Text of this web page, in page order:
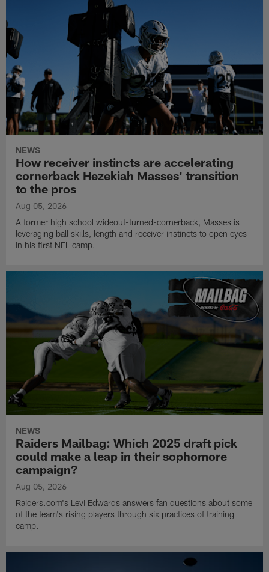
NEWS
How receiver instincts are accelerating
cornerback Hezekiah Masses' transition
to the pros
Aug 05, 2026
A former high school wideout-turned-cornerback, Masses is
leveraging ball skills, length and receiver instincts to open eyes
in his first NFL camp.
NEWS
Raiders Mailbag: Which 2025 draft pick
could make a leap in their sophomore
campaign?
Aug 05, 2026
Raiders.com's Levi Edwards answers fan questions about some
of the team's rising players through six practices of training
camp.